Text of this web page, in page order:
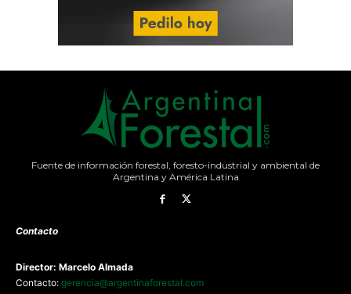
Fuente de información forestal, foresto-industrial y ambiental de
Argentina y América Latina
Contacto
Director: Marcelo Almada
Contacto: gerencia@argentinaforestal.com